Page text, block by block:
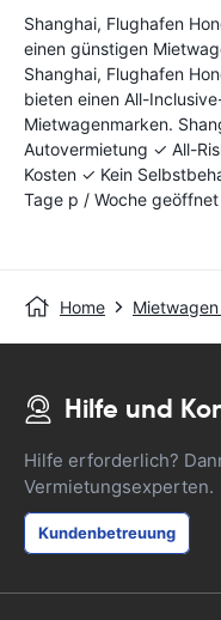
Shanghai, Flughafen
einen günstigen
Shanghai, Flughafen
bieten einen All-
Mietwagenmarken.
Autovermietung ✓ All-
Kosten ✓ Kein
Tage p / Woche
Home Mietwagen
Hilfe und
Hilfe erforderlich?
Vermietungsexperten.
Kundenbetreuung